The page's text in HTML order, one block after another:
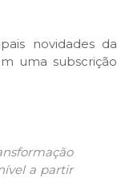
novidades da
uma subscrição
a partir